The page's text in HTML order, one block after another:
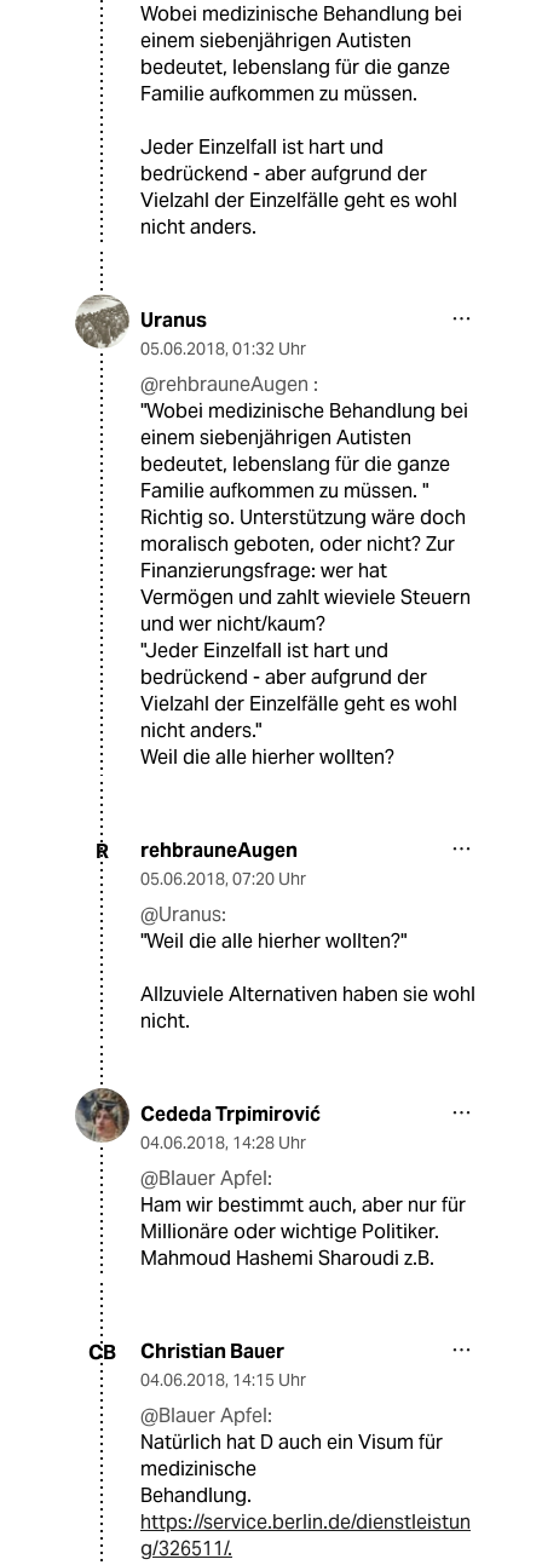
Wobei medizinische Behandlung bei
einem siebenjährigen Autisten
bedeutet, lebenslang für die ganze
Familie aufkommen zu müssen.
Jeder Einzelfall ist hart und
bedrückend - aber aufgrund der
Vielzahl der Einzelfälle geht es wohl
nicht anders.
Uranus
05.06.2018, 01:32 Uhr
@rehbrauneAugen :
"Wobei medizinische Behandlung bei
einem siebenjährigen Autisten
bedeutet, lebenslang für die ganze
Familie aufkommen zu müssen. "
Richtig so. Unterstützung wäre doch
moralisch geboten, oder nicht? Zur
Finanzierungsfrage: wer hat
Vermögen und zahlt wieviele Steuern
und wer nicht/kaum?
"Jeder Einzelfall ist hart und
bedrückend - aber aufgrund der
Vielzahl der Einzelfälle geht es wohl
nicht anders."
Weil die alle hierher wollten?
R rehbrauneAugen
05.06.2018, 07:20 Uhr
@Uranus:
"Weil die alle hierher wollten?"
Allzuviele Alternativen haben sie wohl
nicht.
Cededa Trpimirović
04.06.2018, 14:28 Uhr
@Blauer Apfel:
Ham wir bestimmt auch, aber nur für
Millionäre oder wichtige Politiker.
Mahmoud Hashemi Sharoudi z.B.
CB Christian Bauer
04.06.2018, 14:15 Uhr
@Blauer Apfel:
Natürlich hat D auch ein Visum für
medizinische
Behandlung.
https://service.berlin.de/dienstleistun
g/326511/.